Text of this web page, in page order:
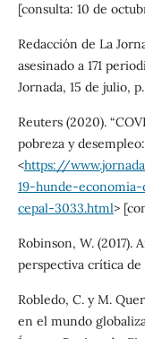
[consulta: 10 de
Redacción de La
asesinado a 171
Jornada, 15 de julio,
Reuters (2020).
pobreza y
<https://
19-hunde-
cepal-3033.html>
Robinson, W. (2017).
perspectiva crítica
Robledo, C. y M.
en el mundo